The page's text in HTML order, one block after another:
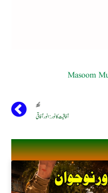
Masoom
اگلا
آفاقیت کا نور : انور آفاقی